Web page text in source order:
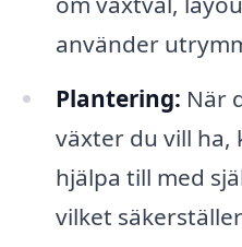
använder
Plantering: När
växter du vill ha,
hjälpa till med
vilket